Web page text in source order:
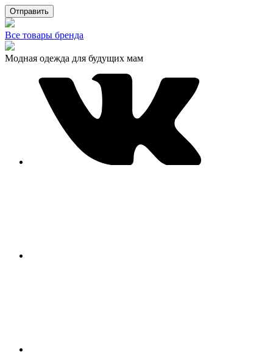
Отправить
Все товары бренда
Модная одежда для будущих мам